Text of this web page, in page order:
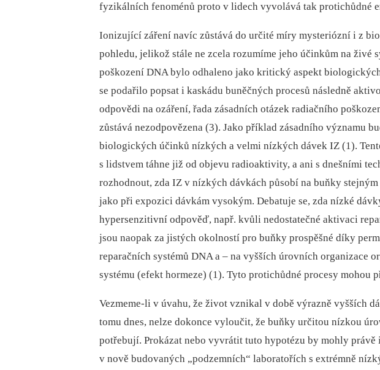
fyzikálních fenoménů proto v lidech vyvolává tak protichůdné
Ionizující záření navíc zůstává do určité míry mysteriózní i z
pohledu, jelikož stále ne zcela rozumíme jeho účinkům na živé
poškození DNA bylo odhaleno jako kritický aspekt
se podařilo popsat i kaskádu buněčných procesů následně
odpovědi na ozáření, řada zásadních otázek radiačního
zůstává nezodpovězena (3). Jako příklad zásadního významu
biologických účinků nízkých a velmi nízkých dávek IZ (1).
s lidstvem táhne již od objevu radioaktivity, a ani s dnešními
rozhodnout, zda IZ v nízkých dávkách působí na buňky stejným
jako při expozici dávkám vysokým. Debatuje se, zda nízké
hypersenzitivní odpověď, např. kvůli nedostatečné aktivaci
jsou naopak za jistých okolností pro buňky prospěšné díky
reparačních systémů DNA a –⁠ na vyšších úrovních organizace
systému (efekt hormeze) (1). Tyto protichůdné procesy mohou
Vezmeme-li v úvahu, že život vznikal v době výrazně vyšších
tomu dnes, nelze dokonce vyloučit, že buňky určitou nízkou
potřebují. Prokázat nebo vyvrátit tuto hypotézu by mohly
v nově budovaných „podzemních“ laboratořích s extrémně